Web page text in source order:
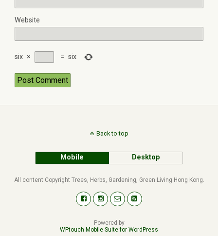
Website
six × = six
Back to top
Mobile Desktop
All content Copyright Trees, Herbs, Gardening, Green Living Hong Kong.
Powered by
WPtouch Mobile Suite for WordPress